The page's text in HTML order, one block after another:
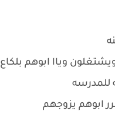
ويشتغلون وياا ابوهم بلكاع
للمدرسه